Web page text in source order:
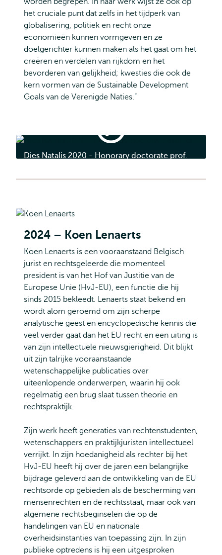
het cruciale punt dat zelfs in het tijdperk van
globalisering, politiek en recht onze
economieën kunnen vormgeven en ze
doelgerichter kunnen maken als het gaat om het
creëren en verdelen van rijkdom en het
bevorderen van gelijkheid; kwesties die ook de
kern vormen van de Sustainable Development
Goals van de Verenigde Naties.”
Natalis
-
prof.
Dies Natalis 2020 - Honorary doctorate prof.
2024 – Koen Lenaerts
Koen Lenaerts is een vooraanstaand Belgisch
jurist en rechtsgeleerde die momenteel
president is van het Hof van Justitie van de
Europese Unie (HvJ-EU), een functie die hij
sinds 2015 bekleedt. Lenaerts staat bekend en
wordt alom geroemd om zijn scherpe
analytische geest en encyclopedische kennis die
veel verder gaat dan het EU recht en een uiting is
van zijn intellectuele nieuwsgierigheid. Dit blijkt
uit zijn talrijke vooraanstaande
wetenschappelijke publicaties over
uiteenlopende onderwerpen, waarin hij ook
regelmatig een brug slaat tussen theorie en
rechtspraktijk.
Zijn werk heeft generaties van rechtenstudenten,
wetenschappers en praktijkjuristen intellectueel
verrijkt. In zijn hoedanigheid als rechter bij het
HvJ-EU heeft hij over de jaren een belangrijke
bijdrage geleverd aan de ontwikkeling van de EU
rechtsorde op gebieden als de bescherming van
mensenrechten en de rechtsstaat, maar ook van
algemene rechtsbeginselen die op de
handelingen van EU en nationale
overheidsinstanties van toepassing zijn. In zijn
publieke optredens is hij een uitgesproken